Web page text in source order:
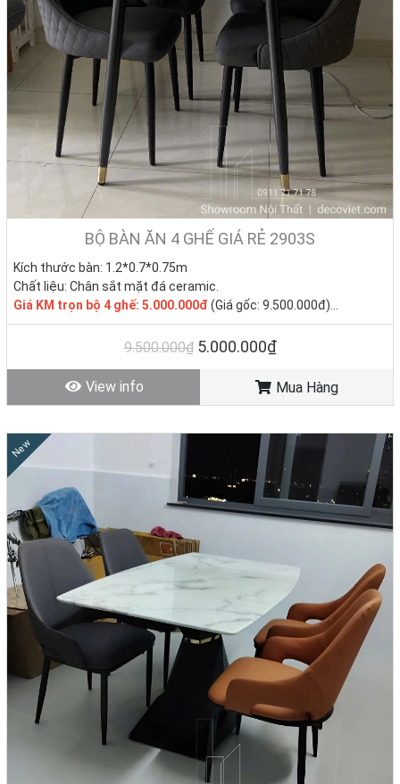
Không chỉ với mục đích sử dụng làm bàn ghế ăn,
bộ bàn ăn 4
ghếcòn có thể sử dụng tại nhiều không gian như quán cafe, nhà
hàng, khách sạn, phòng làm việc, văn phòng, bàn phòng họp, bàn
tiếp khách mà vẫn đảm bảo đáp ứng đúng công năng sử dụng.
4.4. Đa dạng về chất liệu và màu sắc
Mỗi loại chất liệu bàn ăn 4 người đều có những đặc điểm riêng phù
hợp với nhiều phong cách khác nhau. Bạn cũng có thể lựa chọn màu
sắc và kiểu dáng của bộ bàn ăn 4 ghế theo sở thích cá nhân. Các gia
chủ ưa chuộng các màu sắc mặt đá đen, trắng, xám, xanh ý bởi nó
dễ dàng kết hợp với nhiều màu sắc ghế ăn khác nhau cũng như
phong cách của tổng thể căn hộ. Bên cạnh đó, màu sắc tối giản này
còn giúp làm nổi bật những đĩa thức ăn bắt mắt.
BỘ BÀN ĂN 4 GHẾ GIÁ RẺ 2903S
Kích thước bàn: 1.2*0.7*0.75m
Chất liệu: Chân sắt mặt đá ceramic.
Giá KM trọn bộ 4 ghế: 5.000.000đ (Giá gốc: 9.500.000đ)
Tình trạng: Hàng mới - Còn hàng.
9.500.000₫ 5.000.000₫
View info Mua Hàng
New